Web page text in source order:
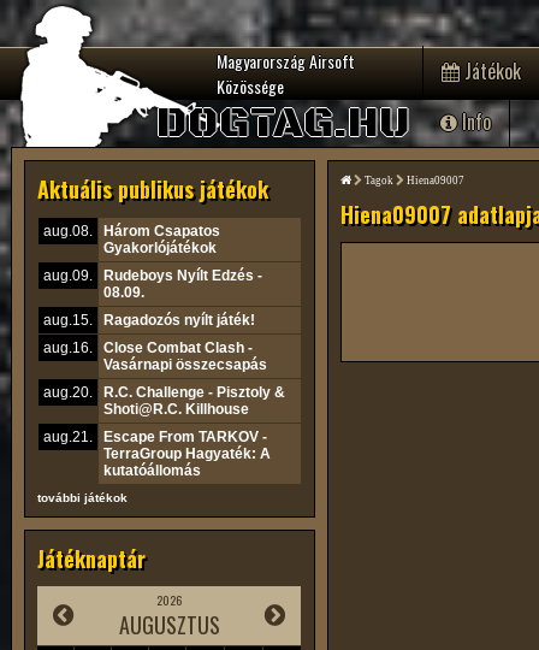
Magyarország Airsoft
Közössége
DOGTAG.HU
Játékok
Info
Aktuális publikus játékok
aug.08.
Három Csapatos
Gyakorlójátékok
aug.09.
Rudeboys Nyílt Edzés -
08.09.
aug.15.
Ragadozós nyílt játék!
aug.16.
Close Combat Clash -
Vasárnapi összecsapás
aug.20.
R.C. Challenge - Pisztoly &
Shoti@R.C. Killhouse
aug.21.
Escape From TARKOV -
TerraGroup Hagyaték: A
kutatóállomás
további játékok
Játéknaptár
2026
AUGUSZTUS
Tagok Hiena09007
Hiena09007